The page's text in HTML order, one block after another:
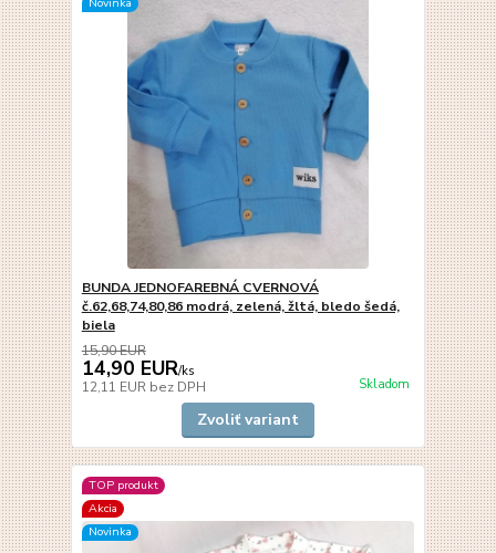
BUNDA JEDNOFAREBNÁ CVERNOVÁ
č.62,68,74,80,86 modrá, zelená, žltá, bledo šedá,
biela
15,90 EUR
14,90 EUR/ks
12,11 EUR bez DPH Skladom
Zvoliť variant
TOP produkt
Akcia
Novinka